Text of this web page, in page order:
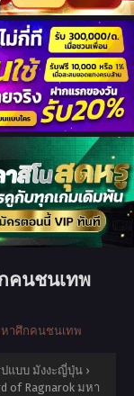
คนชนเทพ
หาศึกคนชนเทพ
แบบ มังงะญี่ปุ่น ›
of Ragnarok มหา